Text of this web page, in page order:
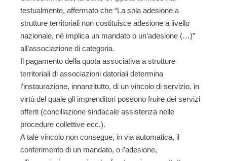
testualmente, affermato che “La sola adesione a
strutture territoriali non costituisce adesione a livello
nazionale, né implica un mandato o un’adesione (…)”
all’associazione di categoria.
Il pagamento della quota associativa a strutture
territoriali di associazioni datoriali determina
l’instaurazione, innanzitutto, di un vincolo di servizio, in
virtù del quale gli imprenditori possono fruire dei servizi
offerti (conciliazione sindacale assistenza nelle
procedure collettive ecc.).
A tale vincolo non consegue, in via automatica, il
conferimento di un mandato, o l’adesione,